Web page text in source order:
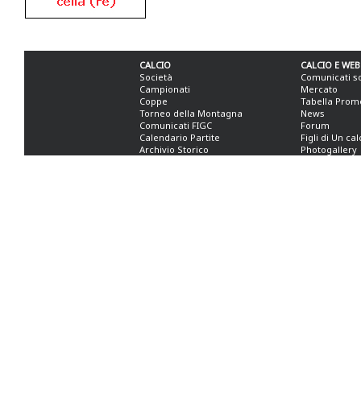
CALCIO
Società
Campionati
Coppe
Torneo della Montagna
Comunicati FIGC
Calendario Partite
Archivio Storico
CALCIO E WEB
Comunicati
Mercato
Tabella
News
Forum
Figli di Un
Photogallery